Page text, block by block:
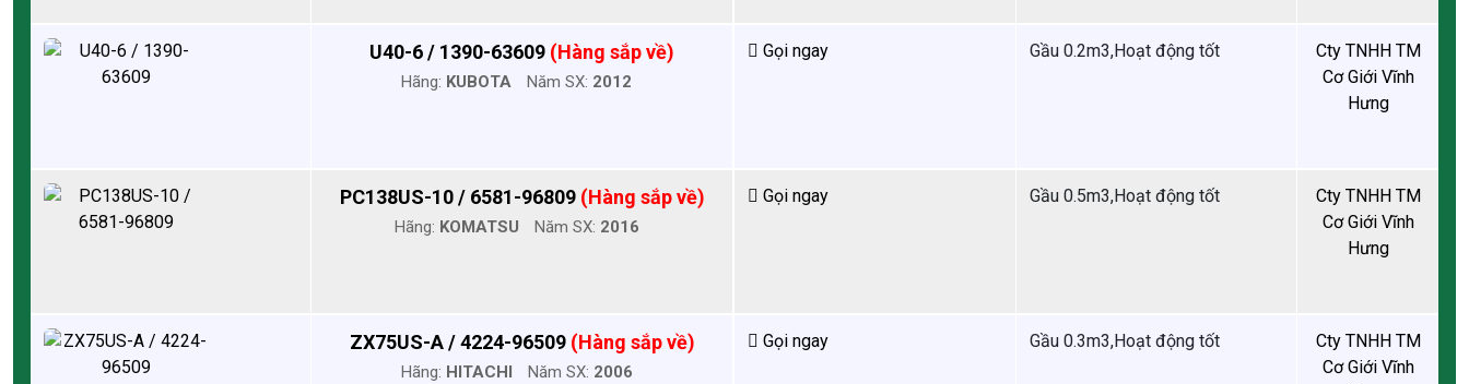
U40-6 / 1390-63609 (Hàng sắp về)
Hãng: KUBOTA Năm SX: 2012
Gọi ngay Gầu 0.2m3,Hoạt động tốt
PC138US-10 / 6581-96809 (Hàng sắp về)
Hãng: KOMATSU Năm SX: 2016
Gọi ngay Gầu 0.5m3,Hoạt động tốt
ZX75US-A / 4224-96509 (Hàng sắp về)
Hãng: HITACHI Năm SX: 2006
Gọi ngay Gầu 0.3m3,Hoạt động tốt